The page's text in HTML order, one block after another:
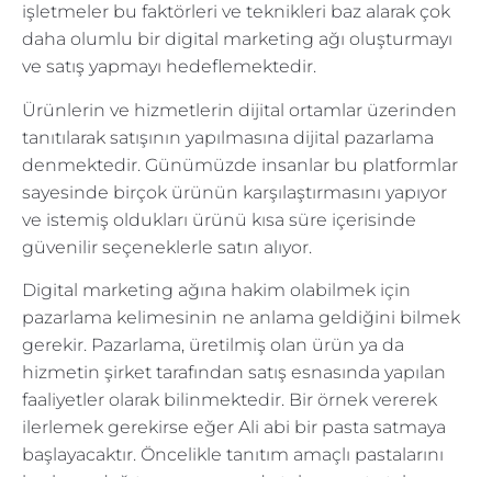
işletmeler bu faktörleri ve teknikleri baz alarak çok
daha olumlu bir digital marketing ağı oluşturmayı
ve satış yapmayı hedeflemektedir.
Ürünlerin ve hizmetlerin dijital ortamlar üzerinden
tanıtılarak satışının yapılmasına dijital pazarlama
denmektedir. Günümüzde insanlar bu platformlar
sayesinde birçok ürünün karşılaştırmasını yapıyor
ve istemiş oldukları ürünü kısa süre içerisinde
güvenilir seçeneklerle satın alıyor.
Digital marketing ağına hakim olabilmek için
pazarlama kelimesinin ne anlama geldiğini bilmek
gerekir. Pazarlama, üretilmiş olan ürün ya da
hizmetin şirket tarafından satış esnasında yapılan
faaliyetler olarak bilinmektedir. Bir örnek vererek
ilerlemek gerekirse eğer Ali abi bir pasta satmaya
başlayacaktır. Öncelikle tanıtım amaçlı pastalarını